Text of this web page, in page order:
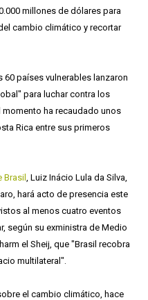
millones de dólares para
cambio climático y recortar
60 países vulnerables lanzaron
para luchar contra los
ha recaudado unos
Rica entre sus primeros
Brasil , Luiz Inácio Lula da Silva,
hará acto de presencia este
al menos cuatro eventos
según su exministra de Medio
el Sheij, que "Brasil recobra
multilateral".
el cambio climático, hace